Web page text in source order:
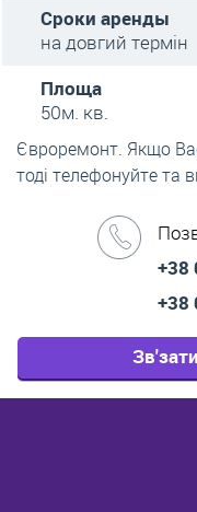
Сроки аренды
на довгий термін
Площа
50м. кв.
Євроремонт. Якщо
тоді телефонуйте та
+38
+38